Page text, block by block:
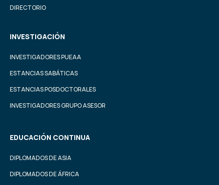
DIRECTORIO
INVESTIGACIÓN
INVESTIGADORES PUEAA
ESTANCIAS SABÁTICAS
ESTANCIAS POSDOCTORALES
INVESTIGADORES GRUPO ASESOR
EDUCACIÓN CONTINUA
DIPLOMADOS DE ASIA
DIPLOMADOS DE ÁFRICA